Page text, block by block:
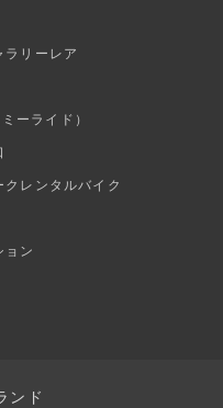
ラリーレア
ーライド）
レンタルバイク
ョン
ンド